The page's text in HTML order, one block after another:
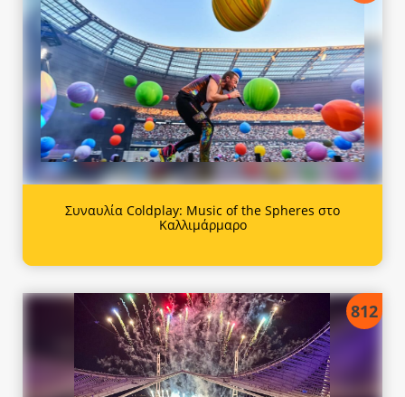
Συναυλία Coldplay: Music of the Spheres στο
Καλλιμάρμαρο
812